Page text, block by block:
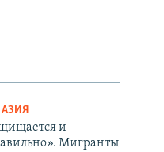
АЗИЯ
и
Мигранты